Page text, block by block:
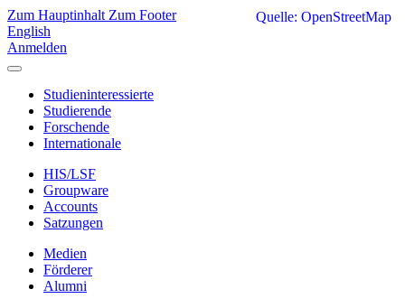
Zum Hauptinhalt Zum Footer
English
Anmelden
Studieninteressierte
Studierende
Forschende
Internationale
HIS/LSF
Groupware
Accounts
Satzungen
Medien
Förderer
Alumni
Quelle: OpenStreetMap